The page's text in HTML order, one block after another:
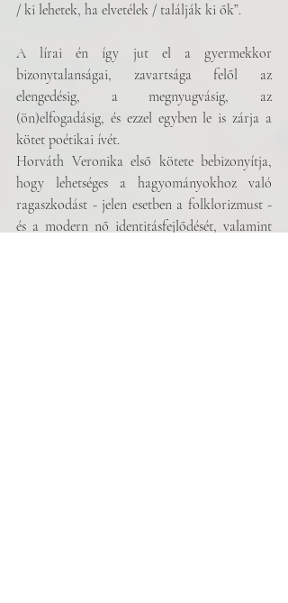
/ ki lehetek, ha elvetélek / találják ki ők”.
A lírai én így jut el a gyermekkor
bizonytalanságai, zavartsága felől az
elengedésig, a megnyugvásig, az
(ön)elfogadásig, és ezzel egyben le is zárja a
kötet poétikai ívét.
Horváth Veronika első kötete bebizonyítja,
hogy lehetséges a hagyományokhoz való
ragaszkodást - jelen esetben a folklorizmust -
és a modern nő identitásfejlődését, valamint